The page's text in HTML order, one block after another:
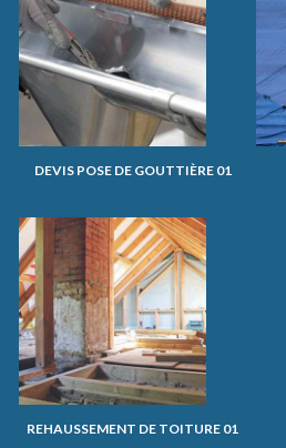
DEVIS POSE DE GOUTTIÈRE 01
REHAUSSEMENT DE TOITURE 01